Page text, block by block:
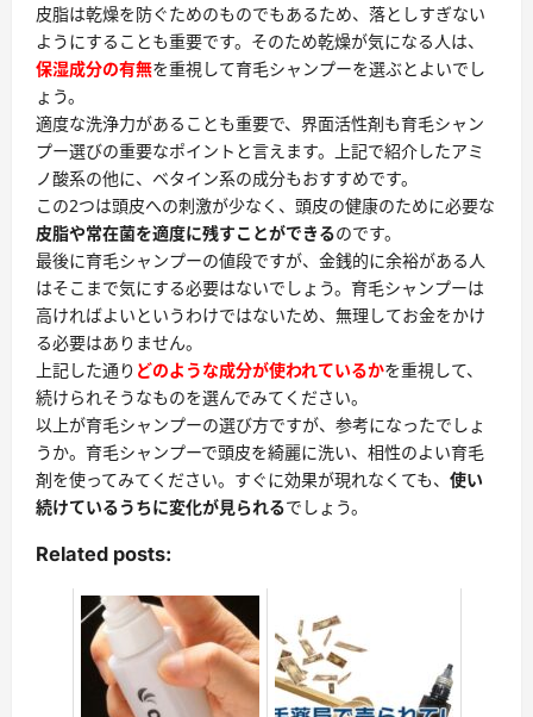
皮脂は乾燥を防ぐためのものでもあるため、落としすぎない
ようにすることも重要です。そのため乾燥が気になる人は、
保湿成分の有無を重視して育毛シャンプーを選ぶとよいでし
ょう。
適度な洗浄力があることも重要で、界面活性剤も育毛シャン
プー選びの重要なポイントと言えます。上記で紹介したアミ
ノ酸系の他に、ベタイン系の成分もおすすめです。
この2つは頭皮への刺激が少なく、頭皮の健康のために必要な
皮脂や常在菌を適度に残すことができるのです。
最後に育毛シャンプーの値段ですが、金銭的に余裕がある人
はそこまで気にする必要はないでしょう。育毛シャンプーは
高ければよいというわけではないため、無理してお金をかけ
る必要はありません。
上記した通り どのような成分が使われているかを重視して、
続けられそうなものを選んでみてください。
以上が育毛シャンプーの選び方ですが、参考になったでしょ
うか。育毛シャンプーで頭皮を綺麗に洗い、相性のよい育毛
剤を使ってみてください。すぐに効果が現れなくても、 使い
続けているうちに変化が見られるでしょう。
Related posts: